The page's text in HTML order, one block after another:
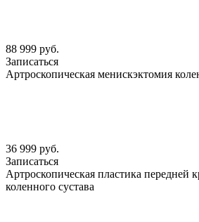
88 999 руб.
Записаться
Артроскопическая менискэктомия
36 999 руб.
Записаться
Артроскопическая пластика передней
коленного сустава